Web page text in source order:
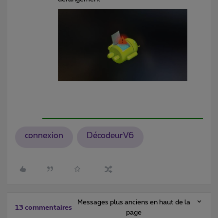
connexion DécodeurV6
13 commentaires
Messages plus anciens en haut de la
page